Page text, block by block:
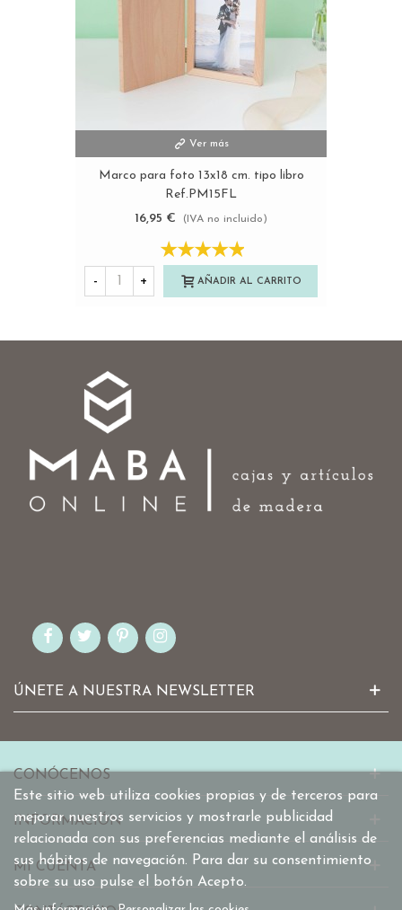
Ver más
Marco para foto 13x18 cm. tipo libro
Ref.PM15FL
16,95 €
(IVA no incluido)
- + AÑADIR AL CARRITO
ÚNETE A NUESTRA NEWSLETTER
Este sitio web utiliza cookies propias y de terceros para
mejorar nuestros servicios y mostrarle publicidad
relacionada con sus preferencias mediante el análisis de
sus hábitos de navegación. Para dar su consentimiento
sobre su uso pulse el botón Acepto.
CONÓCENOS
INFORMACIÓN
MI CUENTA